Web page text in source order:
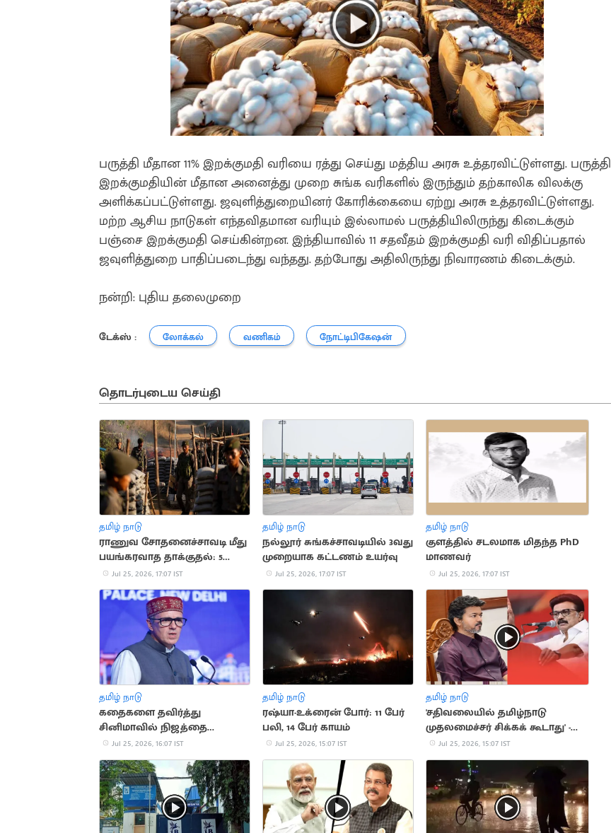
பருத்தி மீதான 11% இறக்குமதி வரியை ரத்து செய்து மத்திய அரசு உத்தரவிட்டுள்ளது. பருத்தி
இறக்குமதியின் மீதான அனைத்து முறை சுங்க வரிகளில் இருந்தும் தற்காலிக விலக்கு
அளிக்கப்பட்டுள்ளது. ஜவுளித்துறையினர் கோரிக்கையை ஏற்று அரசு உத்தரவிட்டுள்ளது.
மற்ற ஆசிய நாடுகள் எந்தவிதமான வரியும் இல்லாமல் பருத்தியிலிருந்து கிடைக்கும்
பஞ்சை இறக்குமதி செய்கின்றன. இந்தியாவில் 11 சதவீதம் இறக்குமதி வரி விதிப்பதால்
ஜவுளித்துறை பாதிப்படைந்து வந்தது. தற்போது அதிலிருந்து நிவாரணம் கிடைக்கும்.
நன்றி: புதிய தலைமுறை
டேக்ஸ் : லோக்கல் வணிகம் நோட்டிபிகேஷன்
தொடர்புடைய செய்தி
தமிழ் நாடு
ராணுவ சோதனைச்சாவடி மீது
பயங்கரவாத தாக்குதல்: 5
வீரர்கள் பலி
Jul 25, 2026, 17:07 IST
தமிழ் நாடு
நல்லூர் சுங்கச்சாவடியில் 3வது
முறையாக கட்டணம் உயர்வு
Jul 25, 2026, 17:07 IST
தமிழ் நாடு
குளத்தில் சடலமாக மிதந்த PhD
மாணவர்
Jul 25, 2026, 17:07 IST
தமிழ் நாடு
கதைகளை தவிர்த்து
சினிமாவில் நிஜத்தை
காட்டுங்கள்: உமர் அப்துல்லா
Jul 25, 2026, 16:07 IST
தமிழ் நாடு
ரஷ்யா-உக்ரைன் போர்: 11 பேர்
பலி, 14 பேர் காயம்
Jul 25, 2026, 15:07 IST
தமிழ் நாடு
'சதிவலையில் தமிழ்நாடு
முதலமைச்சர் சிக்கக் கூடாது' -
மு.க.ஸ்டாலின் எச்சரிக்கை
Jul 25, 2026, 15:07 IST